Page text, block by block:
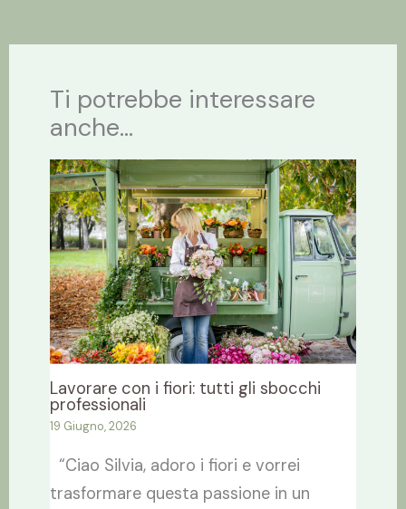
Ti potrebbe interessare
anche...
Lavorare con i fiori: tutti gli sbocchi
professionali
19 Giugno, 2026
“Ciao Silvia, adoro i fiori e vorrei
trasformare questa passione in un